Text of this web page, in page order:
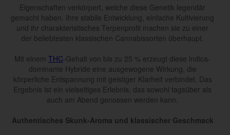
Eigenschaften verkörpert, welche diese Genetik legendär
gemacht haben. Ihre stabile Entwicklung, einfache Kultivierung
und ihr charakteristisches Terpenprofil machen sie zu einer
der beliebtesten klassischen Cannabissorten überhaupt.
Mit einem THC-Gehalt von bis zu 25 % erzeugt diese indica-
dominante Hybride eine ausgewogene Wirkung, die
körperliche Entspannung mit geistiger Klarheit verbindet. Das
Ergebnis ist ein vielseitiges Erlebnis, das sowohl tagsüber als
auch am Abend genossen werden kann.
Authentisches Skunk-Aroma und klassischer Geschmack